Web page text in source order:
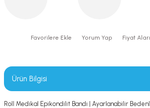
Yorum Yap Fiyat
Ürün Bilgisi
Roll Medikal Epikondilit Bandı | Ayarlanabilir